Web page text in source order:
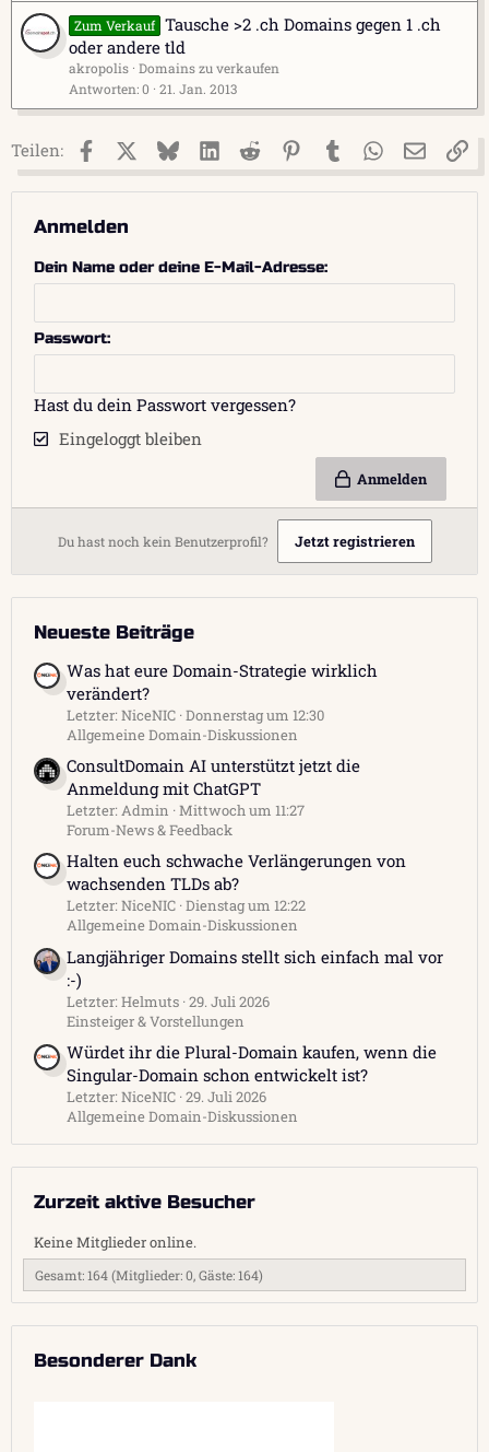
Zum Verkauf Tausche >2 .ch Domains gegen 1 .ch
oder andere tld
akropolis Domains zu verkaufen
Antworten 0 21. Jan. 2013
Teilen: FacebookX (Twitter)
BlueskyLinkedIn
Reddit PinterestTumblr WhatsApp
E-Mail
Anmelden
Dein Name oder deine E-Mail-Adresse
Passwort
Hast du dein Passwort vergessen?
Eingeloggt bleiben
Anmelden
Du hast noch kein Benutzerprofil? Jetzt registrieren
Neueste Beiträge
Was hat eure Domain-Strategie wirklich
verändert?
Letzter: NiceNIC Donnerstag um 12:30
Allgemeine Domain-Diskussionen
ConsultDomain AI unterstützt jetzt die
Anmeldung mit ChatGPT
Letzter: Admin Mittwoch um 11:27
Forum-News & Feedback
Halten euch schwache Verlängerungen von
wachsenden TLDs ab?
Letzter: NiceNIC Dienstag um 12:22
Allgemeine Domain-Diskussionen
Langjähriger Domains stellt sich einfach mal vor
:-)
Letzter: Helmuts 29. Juli 2026
Einsteiger & Vorstellungen
Würdet ihr die Plural-Domain kaufen, wenn die
Singular-Domain schon entwickelt ist?
Letzter: NiceNIC 29. Juli 2026
Allgemeine Domain-Diskussionen
Zurzeit aktive Besucher
Keine Mitglieder online.
Gesamt: 164 (Mitglieder: 0, Gäste: 164)
Besonderer Dank